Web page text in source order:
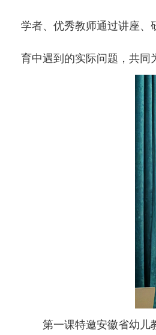
学者、优秀教师通过讲座、
育中遇到的实际问题，共同
第一课特邀安徽省幼儿教